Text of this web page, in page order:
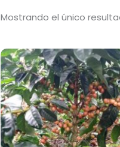
Mostrando el único